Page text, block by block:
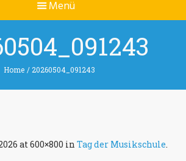
Home / 20260504_091243
at 600×800 in Tag der Musikschule.